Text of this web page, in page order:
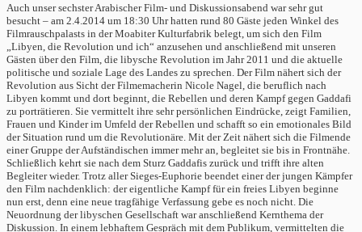
Auch unser sechster Arabischer Film- und Diskussionsabend war sehr gut
besucht – am 2.4.2014 um 18:30 Uhr hatten rund 80 Gäste jeden Winkel des
Filmrauschpalasts in der Moabiter Kulturfabrik belegt, um sich den Film
„Libyen, die Revolution und ich“ anzusehen und anschließend mit unseren
Gästen über den Film, die libysche Revolution im Jahr 2011 und die aktuelle
politische und soziale Lage des Landes zu sprechen. Der Film nähert sich der
Revolution aus Sicht der Filmemacherin Nicole Nagel, die beruflich nach
Libyen kommt und dort beginnt, die Rebellen und deren Kampf gegen Gaddafi
zu porträtieren. Sie vermittelt ihre sehr persönlichen Eindrücke, zeigt Familien,
Frauen und Kinder im Umfeld der Rebellen und schafft so ein emotionales Bild
der Situation rund um die Revolutionäre. Mit der Zeit nähert sich die Filmende
einer Gruppe der Aufständischen immer mehr an, begleitet sie bis in Frontnähe.
Schließlich kehrt sie nach dem Sturz Gaddafis zurück und trifft ihre alten
Begleiter wieder. Trotz aller Sieges-Euphorie beendet einer der jungen Kämpfer
den Film nachdenklich: der eigentliche Kampf für ein freies Libyen beginne
nun erst, denn eine neue tragfähige Verfassung gebe es noch nicht. Die
Neuordnung der libyschen Gesellschaft war anschließend Kernthema der
Diskussion. In einem lebhaftem Gespräch mit dem Publikum, vermittelten die